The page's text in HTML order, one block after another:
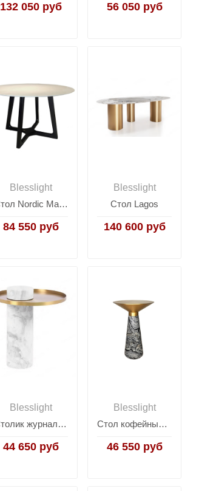
132 050 руб 56 050 руб
Blesslight
Стол Nordic Marble
84 550 руб
Blesslight
Стол Lagos
140 600 руб
Blesslight
Столик журнальный Melba
44 650 руб
Blesslight
Стол кофейный Iris
46 550 руб